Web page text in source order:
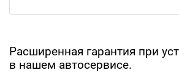
Расширенная гарантия при
в нашем автосервисе.